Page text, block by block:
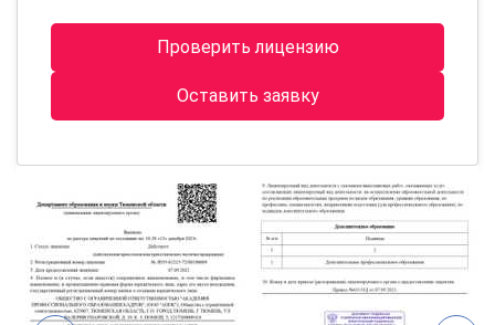
Проверить лицензию
Оставить заявку